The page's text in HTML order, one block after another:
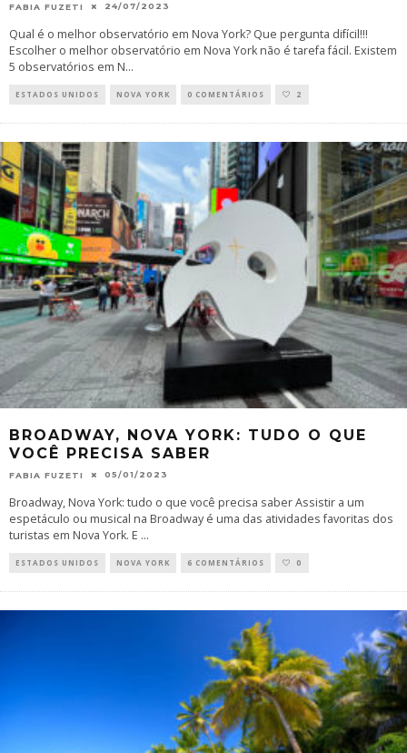
FABIA FUZETI 24/07/2023
Qual é o melhor observatório em Nova York? Que pergunta difícil!!!
Escolher o melhor observatório em Nova York não é tarefa fácil. Existem
5 observatórios em N...
ESTADOS UNIDOS NOVA YORK 0 COMENTÁRIOS 2
BROADWAY, NOVA YORK: TUDO O QUE
VOCÊ PRECISA SABER
FABIA FUZETI 05/01/2023
Broadway, Nova York: tudo o que você precisa saber Assistir a um
espetáculo ou musical na Broadway é uma das atividades favoritas dos
turistas em Nova York. E ...
ESTADOS UNIDOS NOVA YORK 6 COMENTÁRIOS 0